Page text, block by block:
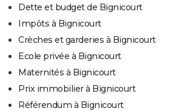
Dette et budget de Bignicourt
Impôts à Bignicourt
Crèches et garderies à Bignicourt
Ecole privée à Bignicourt
Maternités à Bignicourt
Prix immobilier à Bignicourt
Référendum à Bignicourt